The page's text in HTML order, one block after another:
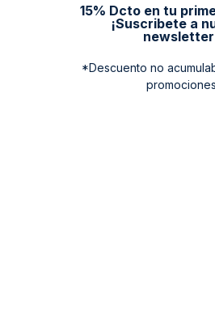
15% Dcto en tu
¡Suscribete a
*Descuento no
promociones